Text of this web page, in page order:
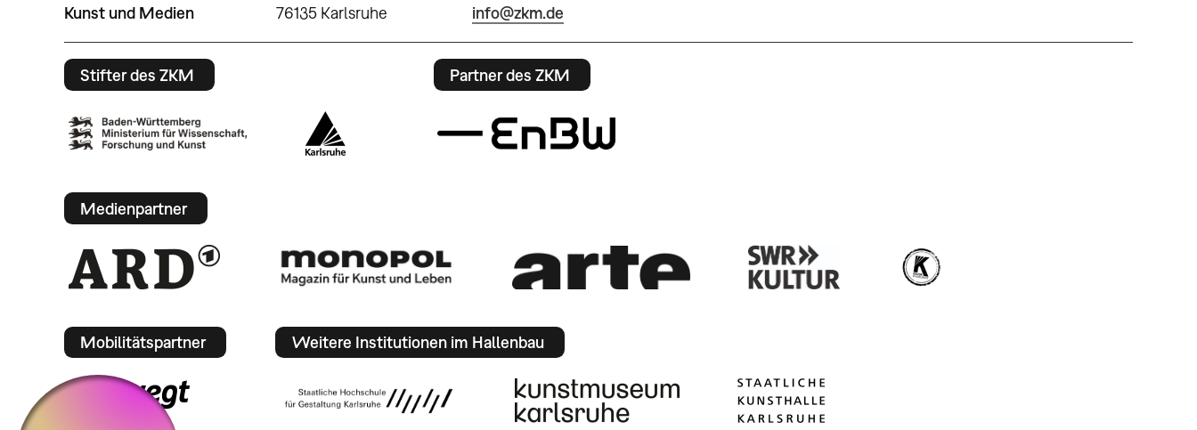
Kunst und Medien
76135 Karlsruhe
info@zkm.de
Stifter des ZKM Partner des ZKM
Medienpartner
Mobilitätspartner Weitere Institutionen im Hallenbau